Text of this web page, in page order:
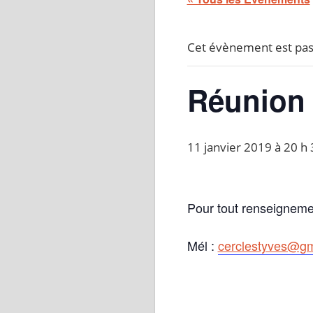
Cet évènement est
11 janvier 2019 à 20 h
Pour tout
Mél :